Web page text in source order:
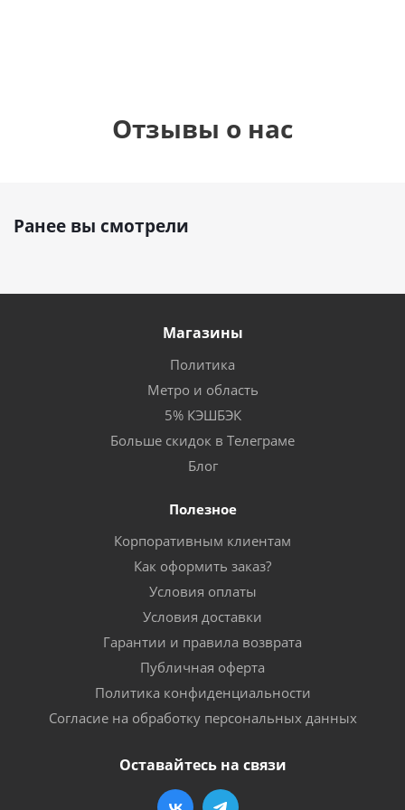
Отзывы о нас
Ранее вы смотрели
Магазины
Политика
Метро и область
5% КЭШБЭК
Больше скидок в Телеграме
Блог
Полезное
Корпоративным клиентам
Как оформить заказ?
Условия оплаты
Условия доставки
Гарантии и правила возврата
Публичная оферта
Политика конфиденциальности
Согласие на обработку персональных данных
Оставайтесь на связи